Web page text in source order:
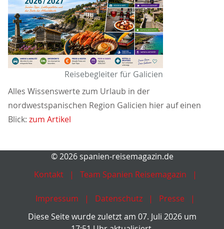
Reisebegleiter für Galicien
Alles Wissenswerte zum Urlaub in der
nordwestspanischen Region Galicien hier auf einen
Blick: zum Artikel
© 2026 spanien-reisemagazin.de
Kontakt
Team Spanien Reisemagazin
Impressum Datenschutz
Presse
Diese Seite wurde zuletzt am 07. Juli 2026 um